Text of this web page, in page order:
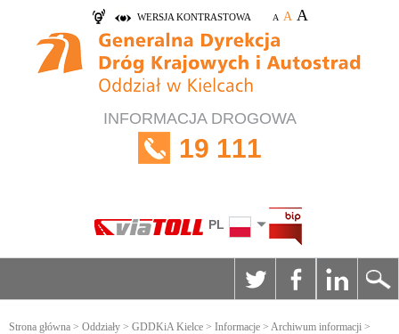
WERSJA KONTRASTOWA A A A
INFORMACJA DROGOWA
19 111
PL
Strona główna > Oddziały > GDDKiA Kielce > Informacje > Archiwum informacji >